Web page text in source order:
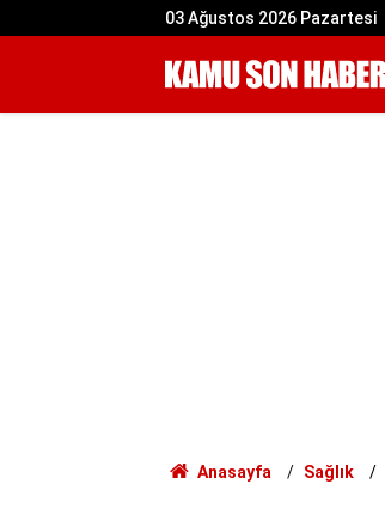
03 Ağustos 2026 Pazartesi
Anasayfa Sağlık